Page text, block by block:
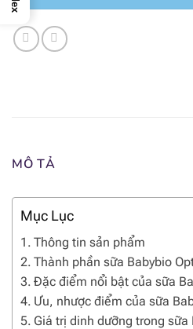
MÔ TẢ
Mục Lục
Thông tin sản phẩm
Thành phần sữa Babybio
Đặc điểm nổi bật của sữa
Ưu, nhược điểm của sữa
Giá trị dinh dưỡng trong sữa